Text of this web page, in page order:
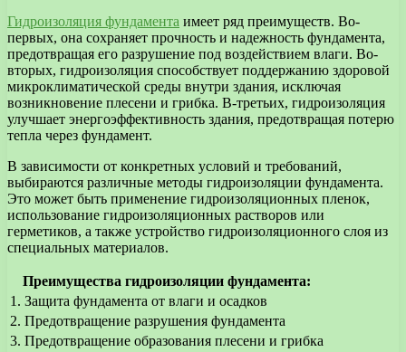
Гидроизоляция фундамента имеет ряд преимуществ. Во-
первых, она сохраняет прочность и надежность фундамента,
предотвращая его разрушение под воздействием влаги. Во-
вторых, гидроизоляция способствует поддержанию здоровой
микроклиматической среды внутри здания, исключая
возникновение плесени и грибка. В-третьих, гидроизоляция
улучшает энергоэффективность здания, предотвращая потерю
тепла через фундамент.
В зависимости от конкретных условий и требований,
выбираются различные методы гидроизоляции фундамента.
Это может быть применение гидроизоляционных пленок,
использование гидроизоляционных растворов или
герметиков, а также устройство гидроизоляционного слоя из
специальных материалов.
Преимущества гидроизоляции фундамента:
1. Защита фундамента от влаги и осадков
2. Предотвращение разрушения фундамента
3. Предотвращение образования плесени и грибка